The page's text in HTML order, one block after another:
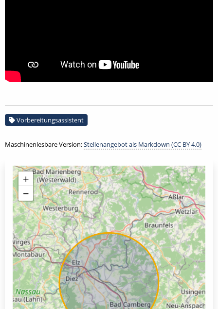
Vorbereitungsassistent
Maschinenlesbare Version:Stellenangebot als Markdown (CC BY 4.0)
+
−